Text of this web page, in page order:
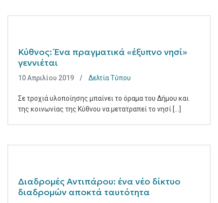
Κύθνος: Ένα πραγματικά «έξυπνο νησί»
γεννιέται
10 Απριλίου 2019 Δελτία Τύπου
Σε τροχιά υλοποίησης μπαίνει το όραμα του Δήμου και
της κοινωνίας της Κύθνου να μετατραπεί το νησί [...]
Διαδρομές Αντιπάρου: ένα νέο δίκτυο
διαδρομών αποκτά ταυτότητα